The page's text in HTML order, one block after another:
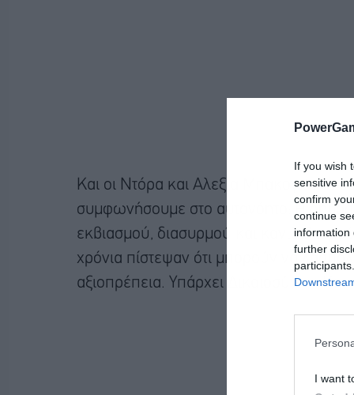
If you wish
sensitive
confirm
continue
information
further
I want
Και οι Ντόρα και Αλεξία Μπακογιάννη
συμφωνήσουμε στο αυτονόητο: Η
εκβιασμού, διασυρμού και
χρόνια πίστεψαν ότι μπορούν να
αξιοπρέπεια. Υπάρχει Δικαιοσύνη».